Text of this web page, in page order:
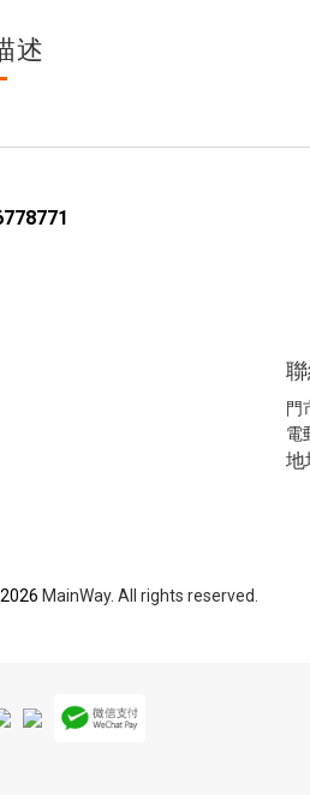
述
門
電
地
2026 MainWay. All rights reserved.